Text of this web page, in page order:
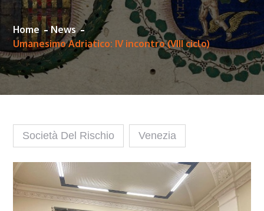
Home
News
Umanesimo Adriatico: IV incontro (VIII ciclo)
Società Del Rischio Venezia